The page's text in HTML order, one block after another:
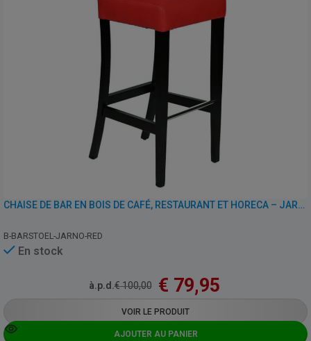
CHAISE DE BAR EN BOIS DE CAFÉ, RESTAURANT ET HORECA – JARNO – SIMILI CUIR
B-BARSTOEL-JARNO-RED
En stock
à.p.d.€100,00 € 79,95
VOIR LE PRODUIT
AJOUTER AU PANIER